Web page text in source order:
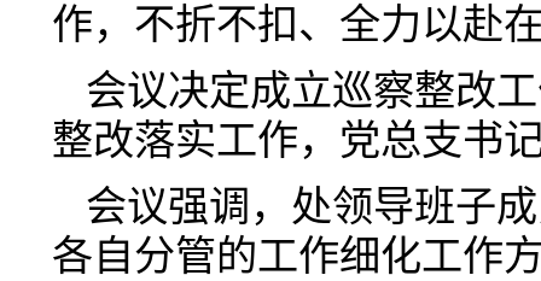
作，不折不扣、全力以赴
会议决定成立巡察整改
整改落实工作，党总支书
会议强调，处领导班子
各自分管的工作细化工作